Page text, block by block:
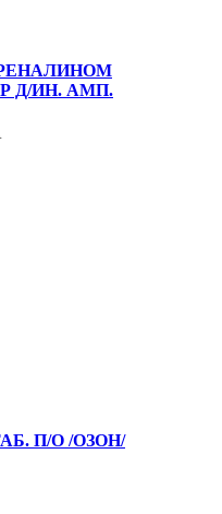
Р Д/ИН. АМП.
П/О /ОЗОН/